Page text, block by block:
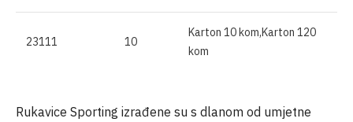
23111 10
Karton 10 kom,Karton 120
kom
Rukavice Sporting izrađene su s dlanom od umjetne